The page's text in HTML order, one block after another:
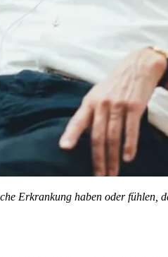
Erkrankung haben oder